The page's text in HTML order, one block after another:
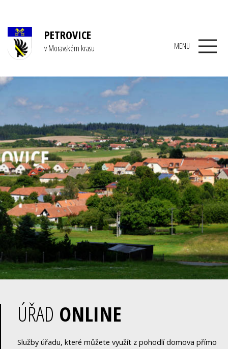
PETROVICE
v Moravském krasu MENU
ÚŘAD ONLINE
Služby úřadu, které můžete využít z pohodlí domova přímo